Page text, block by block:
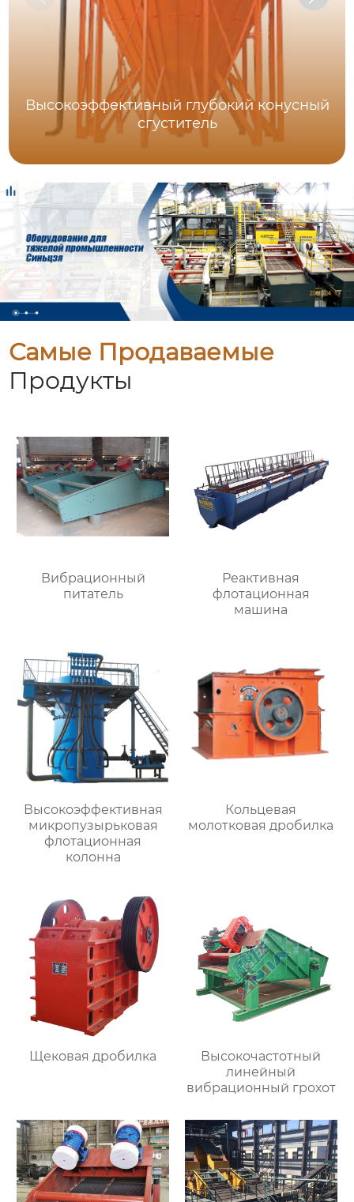
Высокоэффективный глубокий конусный
сгуститель
Самые Продаваемые
Продукты
Вибрационный
питатель
Реактивная
флотационная
машина
Высокоэффективная
микропузырьковая
флотационная
колонна
Кольцевая
молотковая дробилка
Щековая дробилка
Высокочастотный
линейный
вибрационный грохот